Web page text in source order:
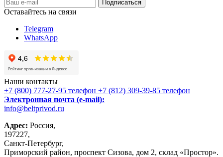
Оставайтесь на связи
Telegram
WhatsApp
Наши контакты
+7 (800) 777-27-95 телефон +7 (812) 309-39-85 телефон
Электронная почта (e-mail):
info@beltprivod.ru
Адрес: Россия,
197227,
Санкт-Петербург,
Приморский район, проспект Сизова, дом 2, склад «Простор».